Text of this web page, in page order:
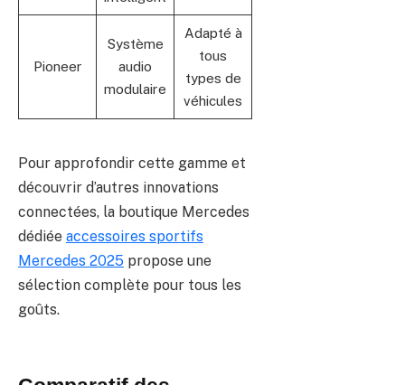
Pioneer
Système
audio
modulaire
Adapté à
tous
types de
véhicules
Pour approfondir cette gamme et
découvrir d’autres innovations
connectées, la boutique Mercedes
dédiée accessoires sportifs
Mercedes 2025 propose une
sélection complète pour tous les
goûts.